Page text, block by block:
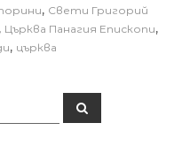
, Свети Григорий
, Църква Панагия Епископи,
, църква
Т
ъ